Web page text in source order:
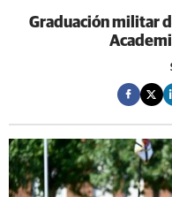
Graduación militar